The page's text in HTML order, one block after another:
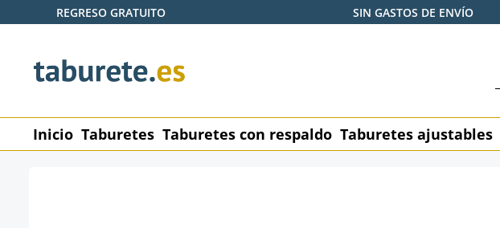
al contenido principal
Saltar a la búsqueda
Saltar a la navegación principal
REGRESO GRATUITO SIN GASTOS DE ENVÍO
Inicio Taburetes Taburetes con respaldo Taburetes ajustables